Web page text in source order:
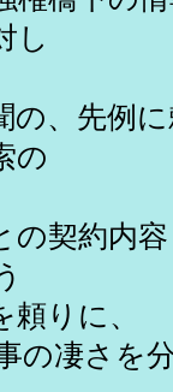
し
先例に
の
約内容＝
に、
凄さを